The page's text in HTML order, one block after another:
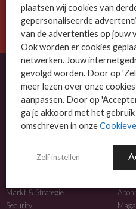
OVER MSP BUSINESS
MSP Business is het kennisplatform
NIEUWS
Markt & Strategie
Security
plaatsen wij cookies van
gepersonaliseerde
van de advertenties op jouw
Ook worden er cookies
netwerken. Jouw
gevolgd worden. Door op
meer lezen over onze
aanpassen. Door op
ga je akkoord met het
omschreven in onze
Zelf instellen